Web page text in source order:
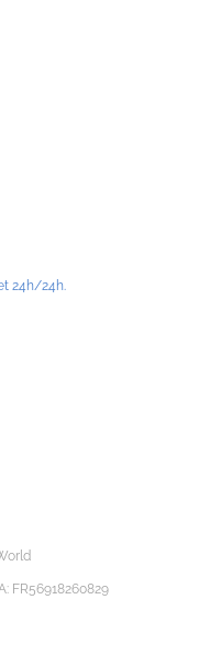
24h/24h.
World
FR56918260829